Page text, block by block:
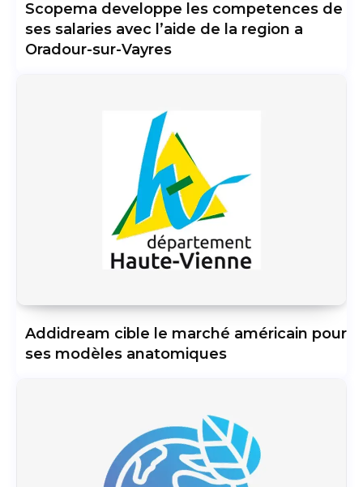
Scopema developpe les competences de
ses salaries avec l’aide de la region a
Oradour-sur-Vayres
Addidream cible le marché américain pour
ses modèles anatomiques